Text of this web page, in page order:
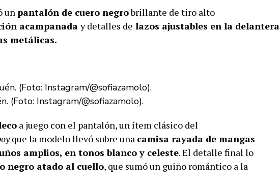
unpantalón de cuero negrobrillante de tiro alto
acampanaday detalles de lazos ajustables en la delantera
metálicas.
(Foto: Instagram/@sofiazamolo).
a juego con el pantalón, un ítem clásico del
que la modelo llevó sobre una camisa rayada de mangas
amplios, en tonos blanco y celeste. El detalle final lo
negro atado al cuello, que sumó un guiño romántico a la